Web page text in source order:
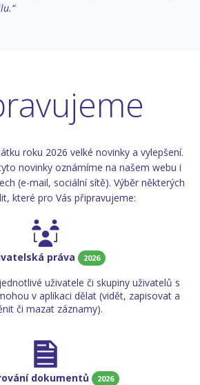
roku 2026 velké novinky a vylepšení.
novinky oznámíme na našem webu i
(e-mail, sociální sítě). Výběr některých
které pro Vás připravujeme:
práva 2026
uživatele či skupiny uživatelů s
v aplikaci dělat (vidět, zapisovat a
či mazat záznamy).
dokumentů 2026